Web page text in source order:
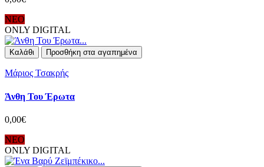
ΝΕΟ
ONLY DIGITAL
Καλάθι Προσθήκη στα αγαπημένα
Μάριος Τσακρής
Άνθη Του Έρωτα
0,00€
ΝΕΟ
ONLY DIGITAL